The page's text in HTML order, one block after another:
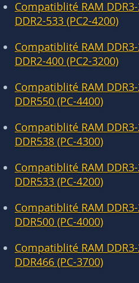
Compatiblité RAM
DDR2-533 (PC2-4200)
Compatiblité RAM
DDR2-400 (PC2-3200)
Compatiblité RAM
DDR550 (PC-4400)
Compatiblité RAM
DDR538 (PC-4300)
Compatiblité RAM
DDR533 (PC-4200)
Compatiblité RAM
DDR500 (PC-4000)
Compatiblité RAM
DDR466 (PC-3700)